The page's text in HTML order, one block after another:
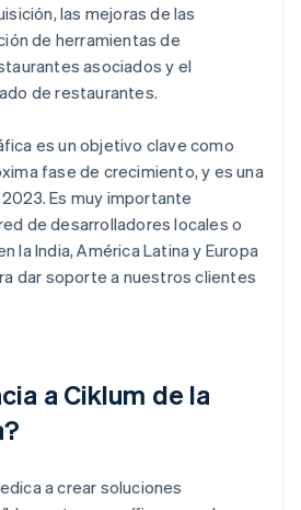
las mejoras de las
de herramientas de
asociados y el
de restaurantes.
es un objetivo clave como
fase de crecimiento, y es una
Es muy importante
de desarrolladores locales o
la India, América Latina y Europa
dar soporte a nuestros clientes
a Ciklum de la
a crear soluciones